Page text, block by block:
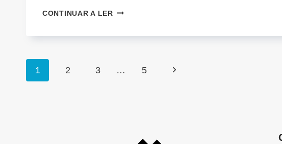
CONTINUAR A LERLIBERTAR
Page
1 2 3 … 5
Next